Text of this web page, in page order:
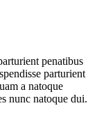
penatibus
parturient
a natoque
nunc natoque dui.